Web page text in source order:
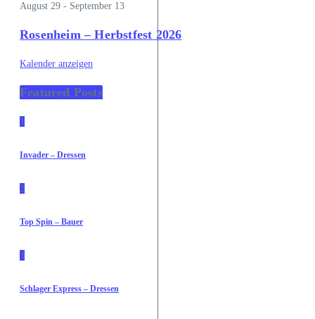
August 29 - September 13
Rosenheim – Herbstfest 2026
Kalender anzeigen
Featured Posts
1
Invader – Dressen
2
Top Spin – Bauer
3
Schlager Express – Dressen